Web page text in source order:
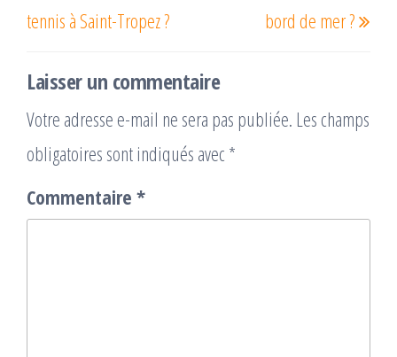
tennis à Saint-Tropez ?
bord de mer ?
Laisser un commentaire
Votre adresse e-mail ne sera pas publiée. Les champs
obligatoires sont indiqués avec *
Commentaire *